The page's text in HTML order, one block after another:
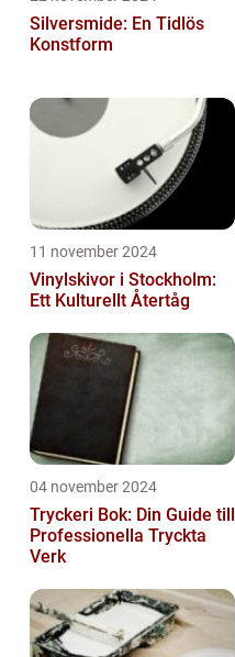
Silversmide: En Tidlös
Konstform
11 november 2024
Vinylskivor i Stockholm:
Ett Kulturellt Återtåg
04 november 2024
Tryckeri Bok: Din Guide till
Professionella Tryckta
Verk